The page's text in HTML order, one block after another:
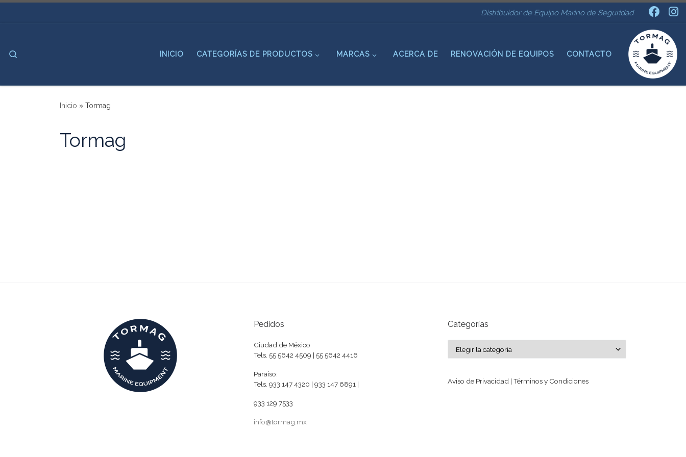
Distribuidor de Equipo Marino de Seguridad
INICIO CATEGORÍAS DE PRODUCTOS MARCAS ACERCA DE RENOVACIÓN DE EQUIPOS CONTACTO
Inicio » Tormag
Tormag
Pedidos
Ciudad de México
Tels. 55 5642 4509 | 55 5642 4416
Paraíso:
Tels. 933 147 4320 | 933 147 6891 |
933 129 7533
info@tormag.mx
Categorías
Aviso de Privacidad | Términos y Condiciones